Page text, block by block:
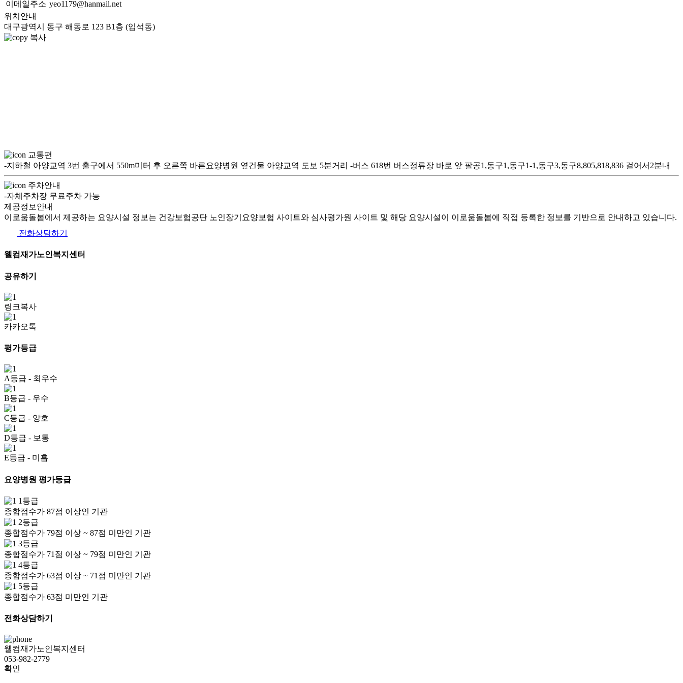
이메일주소 yeo1179@hanmail.net
위치안내
대구광역시 동구 해동로 123 B1층 (입석동)
복사
교통편
-지하철 아양교역 3번 출구에서 550m미터 후 오른쪽 바른요양병원 옆건물 아양교역 도보 5분거리 -버스 618번 버스정류장 바로 앞 팔공1,동구1,동구1-1,동구3,동구8,805,818,836 걸어서2분내
주차안내
-자체주차장 무료주차 가능
제공정보안내
이로움돌봄에서 제공하는 요양시설 정보는 건강보험공단 노인장기요양보험 사이트와 심사평가원 사이트 및 해당 요양시설이 이로움돌봄에 직접 등록한 정보를 기반으로 안내하고 있습니다.
전화상담하기
웰컴재가노인복지센터
공유하기
링크복사
카카오톡
평가등급
A등급 - 최우수
B등급 - 우수
C등급 - 양호
D등급 - 보통
E등급 - 미흡
요양병원 평가등급
1등급
종합점수가 87점 이상인 기관
2등급
종합점수가 79점 이상 ~ 87점 미만인 기관
3등급
종합점수가 71점 이상 ~ 79점 미만인 기관
4등급
종합점수가 63점 이상 ~ 71점 미만인 기관
5등급
종합점수가 63점 미만인 기관
전화상담하기
웰컴재가노인복지센터
053-982-2779
확인